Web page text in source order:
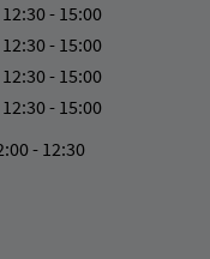
12:30 - 15:00
12:30 - 15:00
12:30 - 15:00
12:30 - 15:00
- 12:30